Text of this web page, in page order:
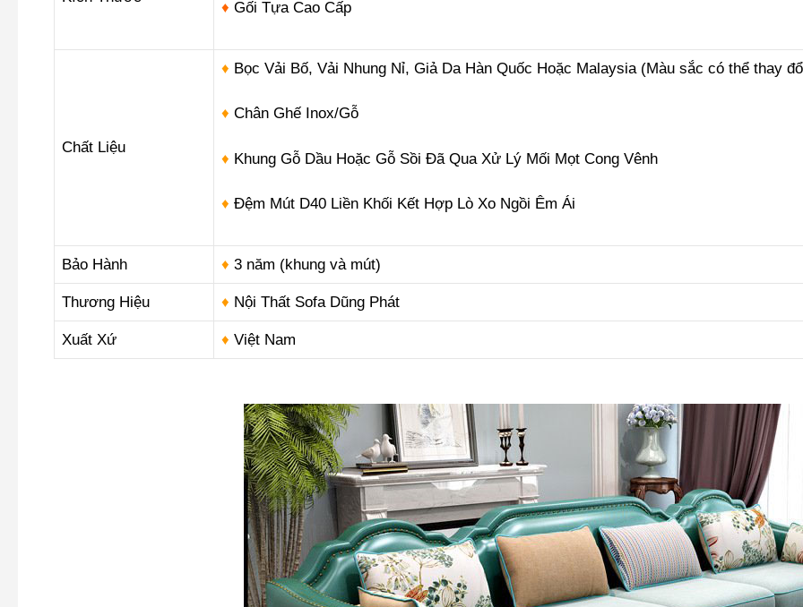
♦ Gối Tựa Cao Cấp
Chất Liệu
♦ Bọc Vải Bố, Vải Nhung Nỉ, Giả Da Hàn Quốc Hoặc Malaysia (Màu sắc có thể thay
♦ Chân Ghế Inox/Gỗ
♦ Khung Gỗ Dầu Hoặc Gỗ Sồi Đã Qua Xử Lý Mối Mọt Cong Vênh
♦ Đệm Mút D40 Liền Khối Kết Hợp Lò Xo Ngồi Êm Ái
Bảo Hành ♦ 3 năm (khung và mút)
Thương Hiệu ♦ Nội Thất Sofa Dũng Phát
Xuất Xứ ♦ Việt Nam